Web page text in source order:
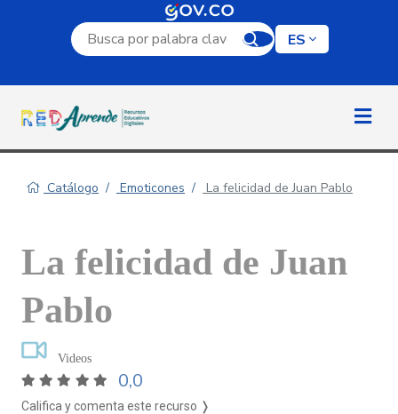
Campo de búsqueda por palabra clave
ES
Catálogo Emoticones La felicidad de Juan Pablo
La felicidad de Juan
Pablo
Videos
0,0
Califica y comenta este recurso ❭